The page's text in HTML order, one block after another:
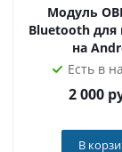
что состоит
царапает
DSP процессор
помимо
Модуль
Bluetooth для
на
Есть в
2 000
В